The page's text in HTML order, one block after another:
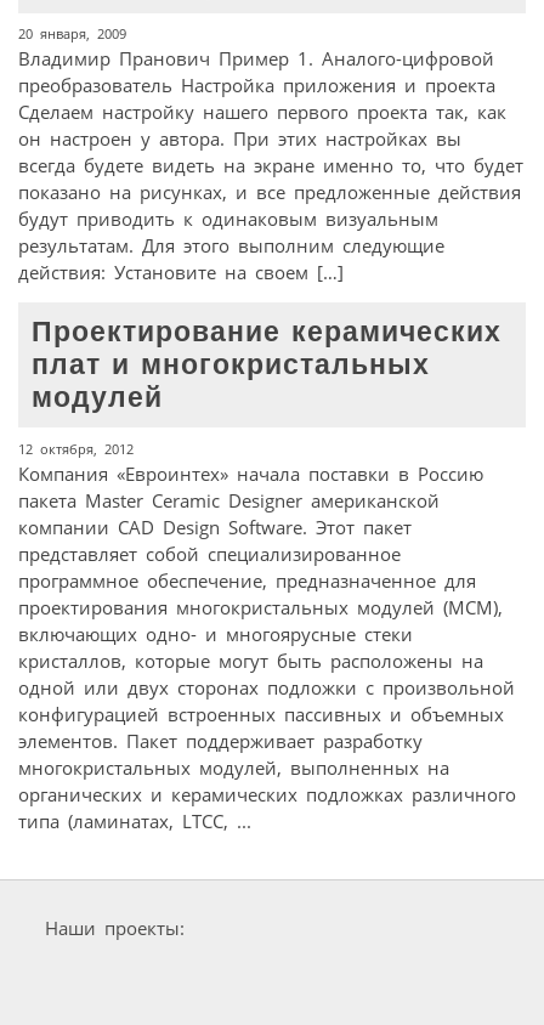
20 января, 2009
Владимир Пранович Пример 1. Аналого-цифровой
преобразователь Настройка приложения и проекта
Сделаем настройку нашего первого проекта так, как
он настроен у автора. При этих настройках вы
всегда будете видеть на экране именно то, что будет
показано на рисунках, и все предложенные действия
будут приводить к одинаковым визуальным
результатам. Для этого выполним следующие
действия: Установите на своем […]
Проектирование керамических
плат и многокристальных
модулей
12 октября, 2012
Компания «Евроинтех» начала поставки в Россию
пакета Master Ceramic Designer американской
компании CAD Design Software. Этот пакет
представляет собой специализированное
программное обеспечение, предназначенное для
проектирования многокристальных модулей (MCM),
включающих одно- и многоярусные стеки
кристаллов, которые могут быть расположены на
одной или двух сторонах подложки с произвольной
конфигурацией встроенных пассивных и объемных
элементов. Пакет поддерживает разработку
многокристальных модулей, выполненных на
органических и керамических подложках различного
типа (ламинатах, LTCC, ...
Наши проекты: